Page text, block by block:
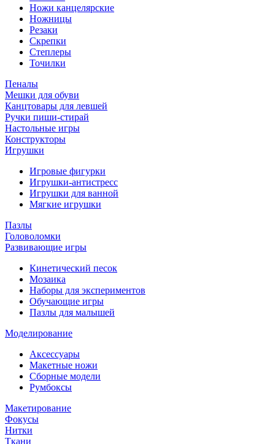
Ножи канцелярские
Ножницы
Резаки
Скрепки
Степлеры
Точилки
Пеналы
Мешки для обуви
Канцтовары для левшей
Ручки пиши-стирай
Настольные игры
Конструкторы
Игрушки
Игровые фигурки
Игрушки-антистресс
Игрушки для ванной
Мягкие игрушки
Пазлы
Головоломки
Развивающие игры
Кинетический песок
Мозаика
Наборы для экспериментов
Обучающие игры
Пазлы для малышей
Моделирование
Аксессуары
Макетные ножи
Сборные модели
Румбоксы
Макетирование
Фокусы
Нитки
Ткани